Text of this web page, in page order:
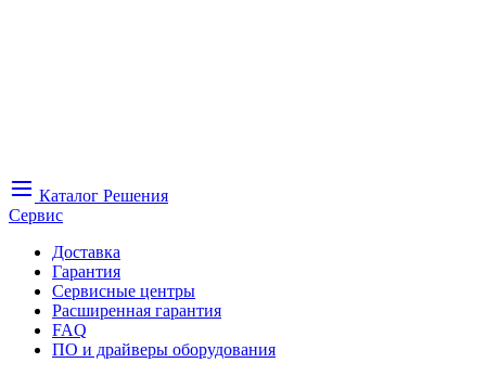
Каталог Решения
Сервис
Доставка
Гарантия
Сервисные центры
Расширенная гарантия
FAQ
ПО и драйверы оборудования